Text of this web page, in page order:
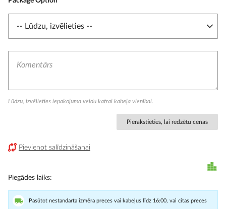
Lūdzu, izvēlieties iepakojuma veidu katrai kabeļa vienībai.
Pierakstieties, lai redzētu cenas
Pievienot salīdzināšanai
Piegādes laiks
Pasūtot nestandarta izmēra preces vai kabeļus līdz 16:00, vai citas preces